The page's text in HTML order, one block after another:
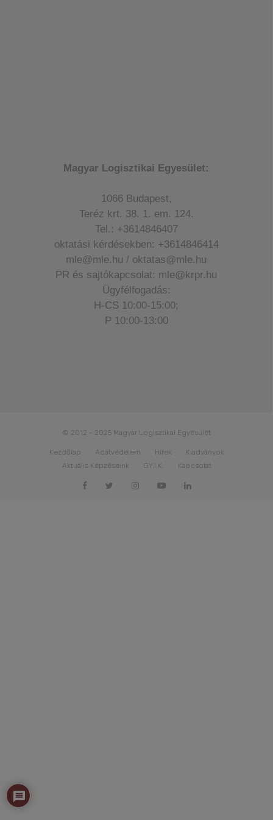
Magyar Logisztikai Egyesület:
1066 Budapest,
Teréz krt. 38. 1. em. 124.
Tel.: +3614846407
oktatási kérdésekben: +3614846414
mle@mle.hu / oktatas@mle.hu
PR és sajtókapcsolat: mle@krpr.hu
Ügyfélfogadás:
H-CS 10:00-15:00;
P 10:00-13:00
© 2012 - 2025 Magyar Logisztikai Egyesület
Kezdőlap Adatvédelem Hírek
Kiadványok
Aktuális Képzéseink
GY.I.K. Kapcsolat